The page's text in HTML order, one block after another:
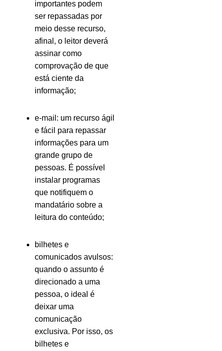
importantes podem
ser repassadas por
meio desse recurso,
afinal, o leitor deverá
assinar como
comprovação de que
está ciente da
informação;
e-mail: um recurso ágil
e fácil para repassar
informações para um
grande grupo de
pessoas. É possível
instalar programas
que notifiquem o
mandatário sobre a
leitura do conteúdo;
bilhetes e
comunicados avulsos:
quando o assunto é
direcionado a uma
pessoa, o ideal é
deixar uma
comunicação
exclusiva. Por isso, os
bilhetes e